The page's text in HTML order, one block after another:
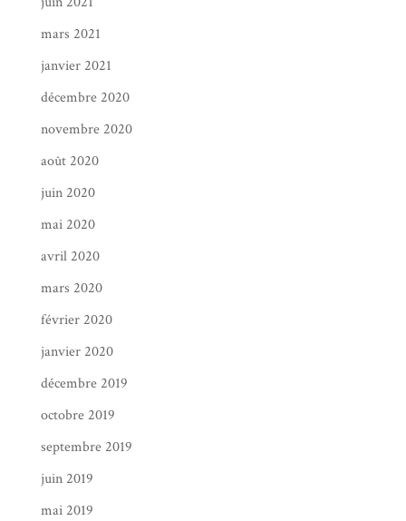
mars 2021
janvier 2021
décembre 2020
novembre 2020
août 2020
juin 2020
mai 2020
avril 2020
mars 2020
février 2020
janvier 2020
décembre 2019
octobre 2019
septembre 2019
juin 2019
mai 2019